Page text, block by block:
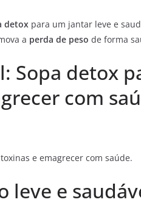
detox para um jantar leve e
a perda de peso de forma
Sopa detox
com
e emagrecer com saúde.
leve e